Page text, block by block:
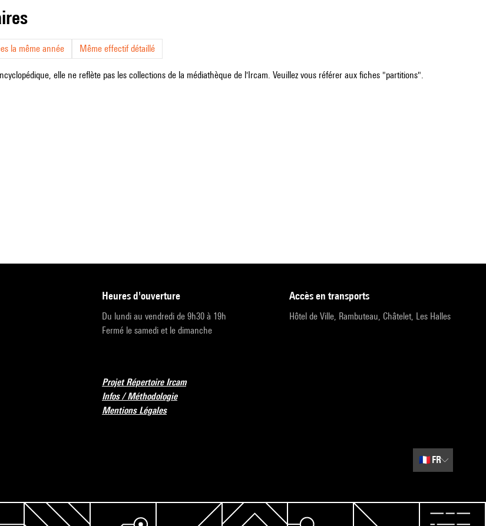
la même année Même effectif détaillé
elle ne reflète pas les collections de la médiathèque de l'Ircam. Veuillez vous référer aux fiches "partitions".
heures d'ouverture
Du lundi au vendredi de 9h30 à 19h
Fermé le samedi et le dimanche
accès en transports
Hôtel de Ville, Rambuteau, Châtelet, Les Halles
Projet Répertoire Ircam
Infos / Méthodologie
Mentions Légales
🇫🇷 FR